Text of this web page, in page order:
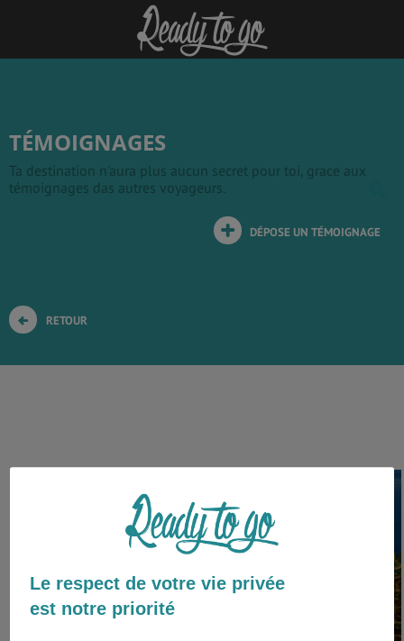
TÉMOIGNAGES
Ta destination n'aura plus aucun secret pour toi, grace aux
témoignages das autres voyageurs.
DÉPOSE UN TÉMOIGNAGE
RETOUR
Le respect de votre vie privée
est notre priorité